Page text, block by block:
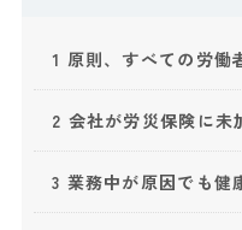
1 原則、すべての労働
2 会社が労災保険に未
3 業務中が原因でも健